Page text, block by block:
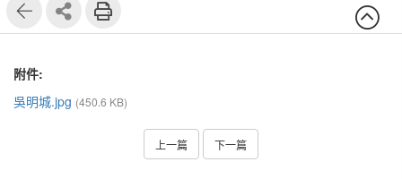
附件:
吳明城.jpg (450.6 KB)
上一篇 下一篇